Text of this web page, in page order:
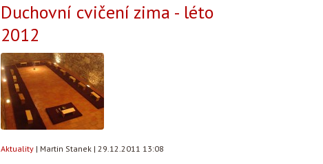
Duchovní cvičení zima - léto
2012
Aktuality | Martin Stanek | 29.12.2011 13:08